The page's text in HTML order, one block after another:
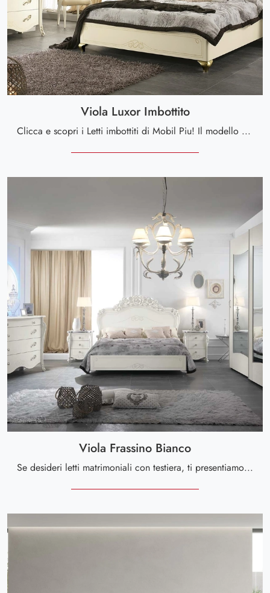
Viola Luxor Imbottito
Clicca e scopri i Letti imbottiti di Mobil Piu! Il modello Viola Luxor Imbottito in ecopelle ti aspetta nelle versioni matrimoniali.
Viola Frassino Bianco
Se desideri letti matrimoniali con testiera, ti presentiamo il modello Viola Frassino Bianco in melaminico per arricchire la zona notte.